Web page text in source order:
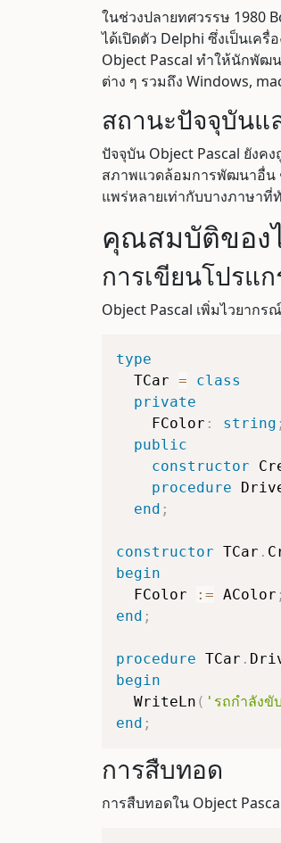
ในช่วงปลายทศวรรษ 1980
ได้เปิดตัว Delphi ซึ่งเป็นเค
Object Pascal ทำให้นักพัฒ
ต่าง ๆ รวมถึง Windows,
สถานะปัจจุบันแ
ปัจจุบัน Object Pascal ยังค
สภาพแวดล้อมการพัฒนาอื่น
แพร่หลายเท่ากับบางภาษา
คุณสมบัติของ
การเขียนโปรแ
Object Pascal เพิ่มไวยากร
type
  TCar
=
class
private
    FColor
: string ;
public
constructor
procedure
end ;
constructor TCar .
begin
  FColor
:= AColor ;
end ;
procedure TCar .
begin
  WriteLn
( 'รถกำลัง
end ;
การสืบทอด
การสืบทอดใน Object